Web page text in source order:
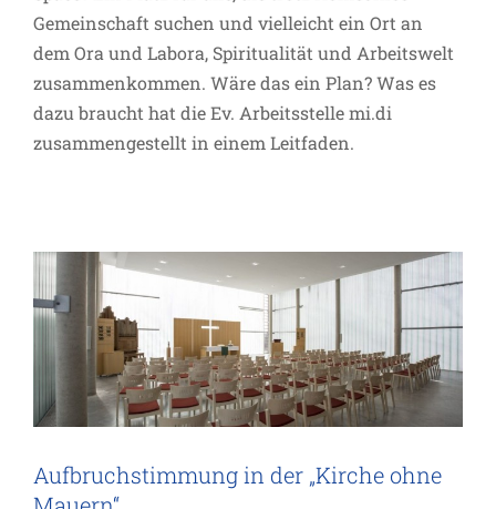
Gemeinschaft suchen und vielleicht ein Ort an
dem Ora und Labora, Spiritualität und Arbeitswelt
zusammenkommen. Wäre das ein Plan? Was es
dazu braucht hat die Ev. Arbeitsstelle mi.di
zusammengestellt in einem Leitfaden.
Aufbruchstimmung in der „Kirche ohne
Aufbruchstimmung in der „Kirche ohne